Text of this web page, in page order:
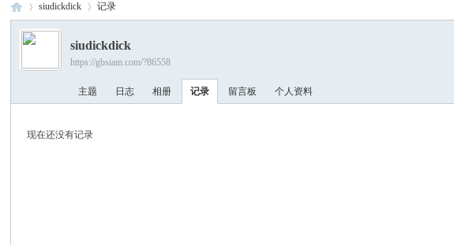
›
siudickdick 记录
siudickdick
https://gbsiam.com/?86558
主题 日志 相册 记录 留言板 个人资料
现在还没有记录